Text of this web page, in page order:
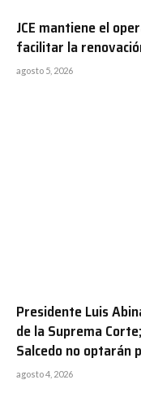
JCE mantiene el
facilitar la
agosto 5, 2026
Presidente Luis
de la Suprema
Salcedo no optarán
agosto 4, 2026